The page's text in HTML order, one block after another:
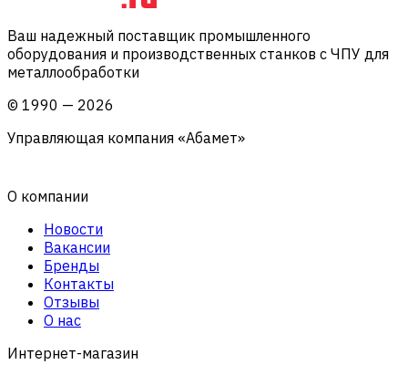
Ваш надежный поставщик промышленного
оборудования и производственных станков с ЧПУ для
металлообработки
© 1990 — 2026
Управляющая компания «Абамет»
О компании
Новости
Вакансии
Бренды
Контакты
Отзывы
О нас
Интернет-магазин